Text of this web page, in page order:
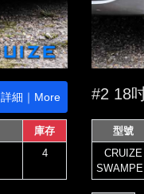
詳細｜More
庫存
4
#2 18
型號
CRUIZE